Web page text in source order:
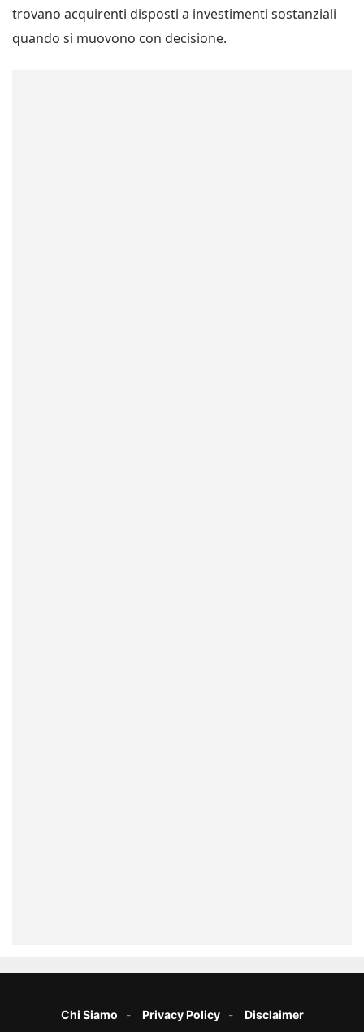
trovano acquirenti disposti a investimenti sostanziali
quando si muovono con decisione.
Chi Siamo Privacy Policy Disclaimer